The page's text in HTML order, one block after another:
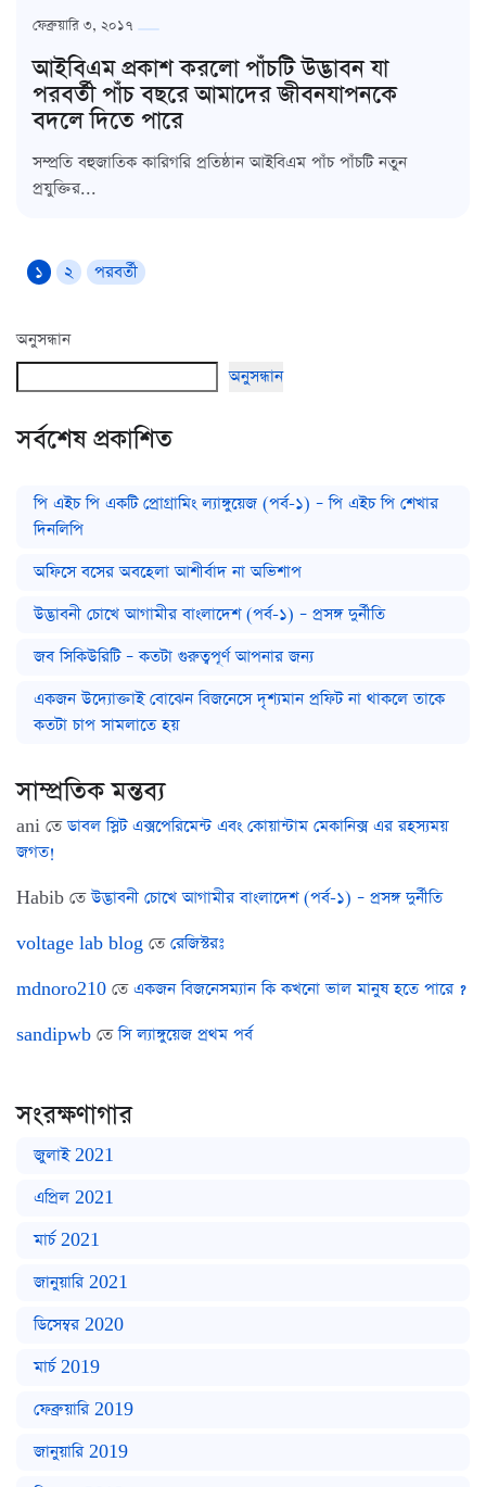
ফেব্রুয়ারি ৩, ২০১৭
আইবিএম প্রকাশ করলো পাঁচটি উদ্ভাবন যা
পরবর্তী পাঁচ বছরে আমাদের জীবনযাপনকে
বদলে দিতে পারে
সম্প্রতি বহুজাতিক কারিগরি প্রতিষ্ঠান আইবিএম পাঁচ পাঁচটি নতুন
প্রযুক্তির...
১ ২ পরবর্তী
অনুসন্ধান
অনুসন্ধান
সর্বশেষ প্রকাশিত
পি এইচ পি একটি প্রোগ্রামিং ল্যাঙ্গুয়েজ (পর্ব-১) – পি এইচ পি শেখার
দিনলিপি
অফিসে বসের অবহেলা আশীর্বাদ না অভিশাপ
উদ্ভাবনী চোখে আগামীর বাংলাদেশ (পর্ব-১) – প্রসঙ্গ দুর্নীতি
জব সিকিউরিটি – কতটা গুরুত্বপূর্ণ আপনার জন্য
একজন উদ্যোক্তাই বোঝেন বিজনেসে দৃশ্যমান প্রফিট না থাকলে তাকে
কতটা চাপ সামলাতে হয়
সাম্প্রতিক মন্তব্য
ani তেডাবল স্লিট এক্সপেরিমেন্ট এবং কোয়ান্টাম মেকানিক্স এর রহস্যময়
জগত!
Habib তেউদ্ভাবনী চোখে আগামীর বাংলাদেশ (পর্ব-১) – প্রসঙ্গ দুর্নীতি
voltage lab blog তেরেজিস্টরঃ
mdnoro210 তেএকজন বিজনেসম্যান কি কখনো ভাল মানুষ হতে পারে ?
sandipwb তেসি ল্যাঙ্গুয়েজ প্রথম পর্ব
সংরক্ষণাগার
জুলাই 2021
এপ্রিল 2021
মার্চ 2021
জানুয়ারি 2021
ডিসেম্বর 2020
মার্চ 2019
ফেব্রুয়ারি 2019
জানুয়ারি 2019